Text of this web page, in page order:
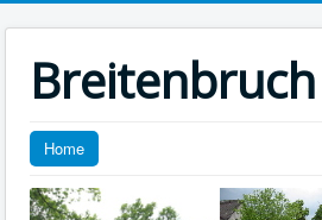
Breitenbruch
Home